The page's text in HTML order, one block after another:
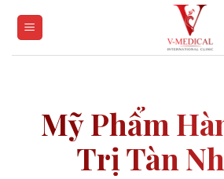
Mỹ Phẩm
Trị Tàn